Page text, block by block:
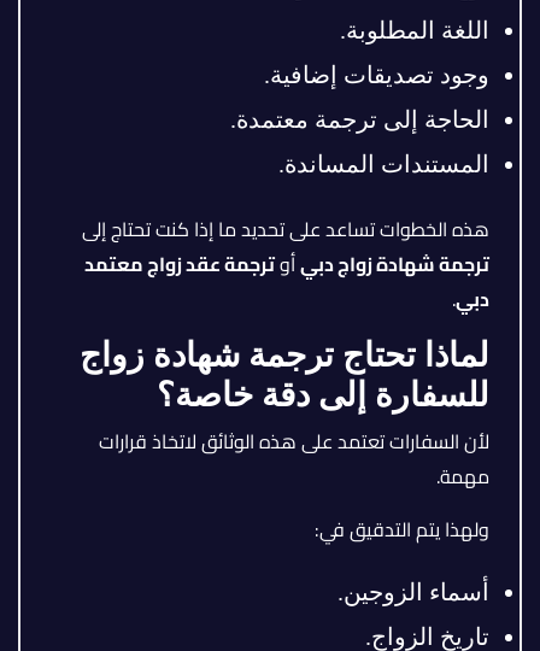
اللغة المطلوبة.
وجود تصديقات إضافية.
الحاجة إلى ترجمة معتمدة.
المستندات المساندة.
هذه الخطوات تساعد على تحديد ما إذا كنت تحتاج إلى
ترجمة شهادة زواج دبيأوترجمة عقد زواج معتمد
دبي.
لماذا تحتاج ترجمة شهادة زواج
للسفارة إلى دقة خاصة؟
لأن السفارات تعتمد على هذه الوثائق لاتخاذ قرارات
مهمة.
ولهذا يتم التدقيق في:
أسماء الزوجين.
تاريخ الزواج.